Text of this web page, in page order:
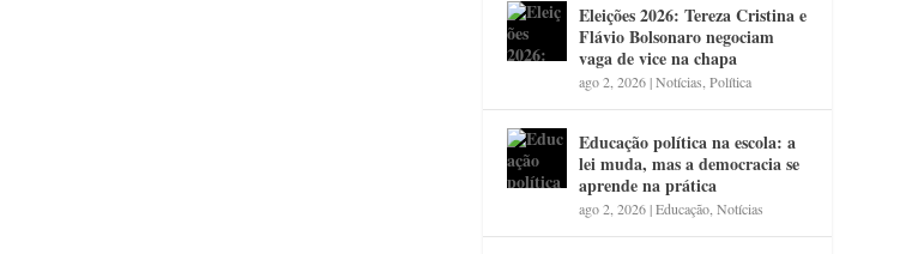
Eleições 2026: Tereza Cristina e
Flávio Bolsonaro negociam
vaga de vice na chapa
ago 2, 2026|Notícias ,Política
Educação política na escola: a
lei muda, mas a democracia se
aprende na prática
ago 2, 2026|Educação ,Notícias